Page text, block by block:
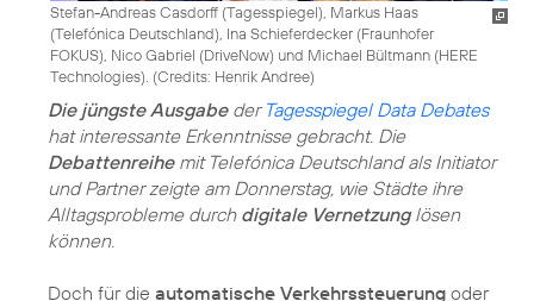
Stefan-Andreas Casdorff (Tagesspiegel), Markus Haas
(Telefónica Deutschland), Ina Schieferdecker (Fraunhofer
FOKUS), Nico Gabriel (DriveNow) und Michael Bültmann (HERE
Technologies). (Credits: Henrik Andree)
Die jüngste Ausgabeder Tagesspiegel Data Debates
hat interessante Erkenntnisse gebracht. Die
Debattenreihemit Telefónica Deutschland als Initiator
und Partner zeigte am Donnerstag, wie Städte ihre
Alltagsprobleme durch digitale Vernetzunglösen
können.
Doch für die automatische Verkehrssteuerung oder